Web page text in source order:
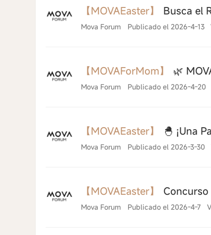
【MOVAEaster】 Busca el
Mova Forum Publicado el 2026-4-13
【MOVAForMom】 🌿
Mova Forum Publicado el 2026-4-20
【MOVAEaster】 🐣 ¡Una
Mova Forum Publicado el 2026-3-30
【MOVAEaster】
Mova Forum Publicado el 2026-4-7